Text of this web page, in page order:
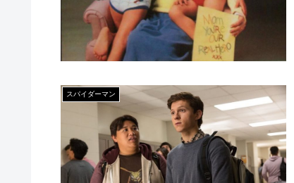
スパイダーマン